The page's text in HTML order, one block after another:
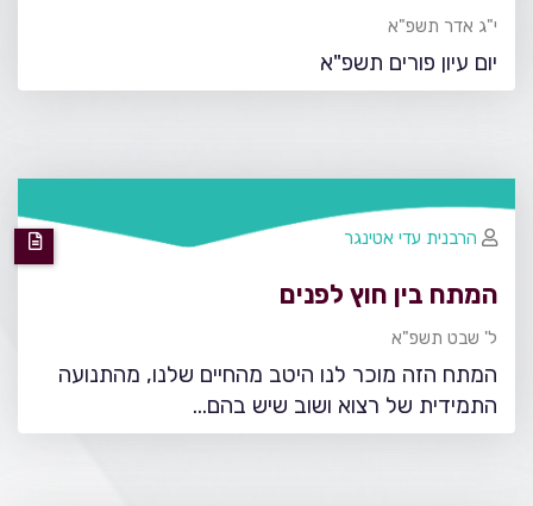
י"ג אדר תשפ"א
יום עיון פורים תשפ"א
המתח בין חוץ לפנים
ל' שבט תשפ"א
המתח הזה מוכר לנו היטב מהחיים שלנו, מהתנועה
התמידית של רצוא ושוב שיש בהם...
הרבנית עדי אטינגר